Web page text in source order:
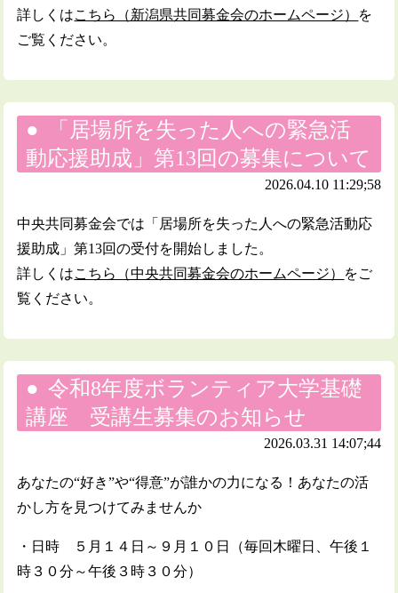
詳しくはこちら（新潟県共同募金会のホームページ） を
ご覧ください。
「居場所を失った人への緊急活
動応援助成」第13回の募集について
2026.04.10 11:29;58
中央共同募金会では「居場所を失った人への緊急活動応
援助成」第13回の受付を開始しました。
詳しくはこちら（中央共同募金会のホームページ） をご
覧ください。
令和8年度ボランティア大学基礎
講座 受講生募集のお知らせ
2026.03.31 14:07;44
あなたの“好き”や“得意”が誰かの力になる！あなたの活
かし方を見つけてみませんか
・日時 ５月１４日～９月１０日（毎回木曜日、午後１
時３０分～午後３時３０分）